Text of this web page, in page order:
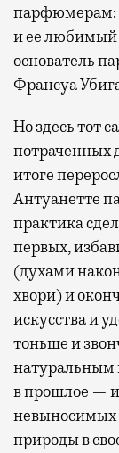
парфюмерам:
и ее
основатель
Франсуа
Но здесь тот
потраченных
итоге
Антуанетте
практика
первых,
(духами
хвори) и
искусства и
тоньше и
натуральным
в прошлое —
невыносимых
природы в